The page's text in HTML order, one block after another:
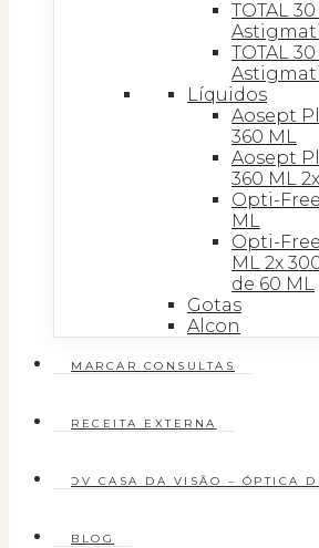
TOTAL
TOTAL
Líquidos
Aosept
360 ML
Aosept
360 ML
Opti-
ML
Opti-
ML 2x
de 60 ML
Gotas
Alcon
MARCAR CONSULTAS
RECEITA EXTERNA
ƆV CASA DA VISÃO – ÓPTICA
BLOG